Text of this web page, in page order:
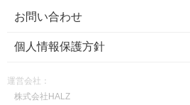
お問い合わせ
個人情報保護方針
運営会社：
株式会社HALZ